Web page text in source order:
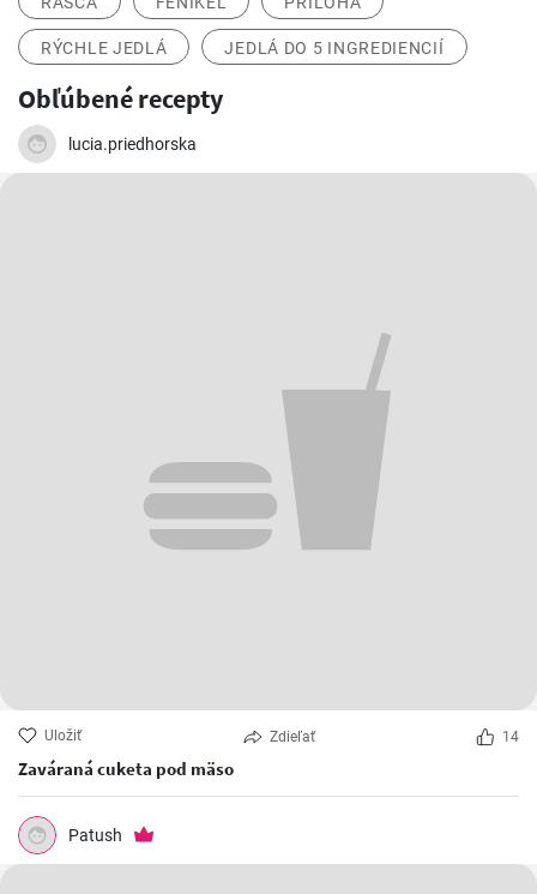
RÝCHLE JEDLÁ JEDLÁ DO 5 INGREDIENCIÍ
Obľúbené recepty
lucia.priedhorska
Uložiť Zdieľať 14
Zaváraná cuketa pod mäso
Patush